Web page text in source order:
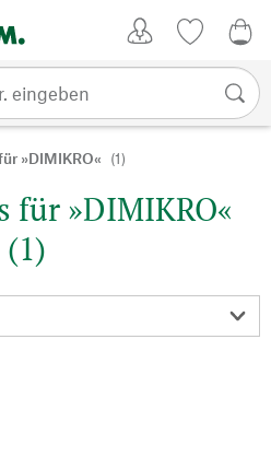
»DIMIKRO« (1)
für »DIMIKRO«
(1)